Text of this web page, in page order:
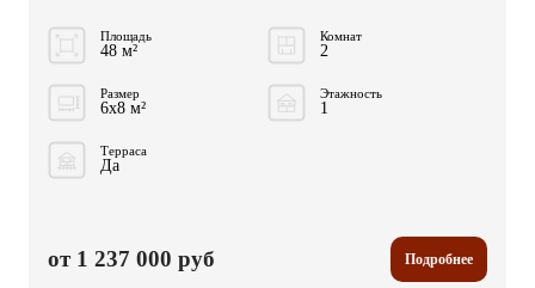
Площадь
48 м²
Комнат
2
Размер
6x8 м²
Этажность
1
Терраса
Да
от 1 237 000 руб Подробнее